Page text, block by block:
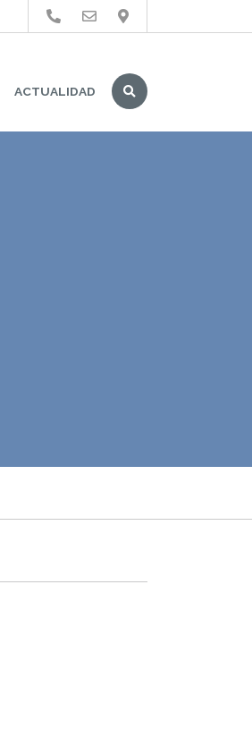
ACTUALIDAD